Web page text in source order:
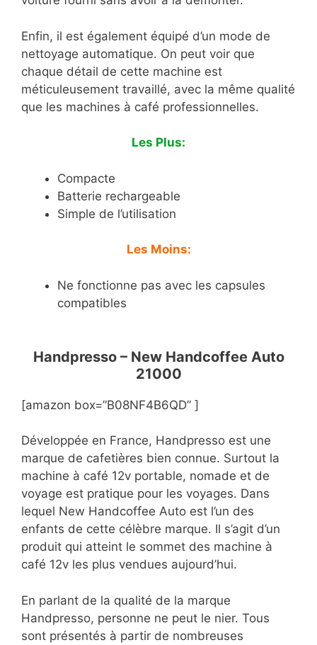
Enfin, il est également équipé d’un mode de
nettoyage automatique. On peut voir que
chaque détail de cette machine est
méticuleusement travaillé, avec la même qualité
que les machines à café professionnelles.
Les Plus:
Compacte
Batterie rechargeable
Simple de l’utilisation
Les Moins:
Ne fonctionne pas avec les capsules
compatibles
Handpresso – New Handcoffee Auto
21000
[amazon box=”B08NF4B6QD” ]
Développée en France, Handpresso est une
marque de cafetières bien connue. Surtout la
machine à café 12v portable, nomade et de
voyage est pratique pour les voyages. Dans
lequel New Handcoffee Auto est l’un des
enfants de cette célèbre marque. Il s’agit d’un
produit qui atteint le sommet des machine à
café 12v les plus vendues aujourd’hui.
En parlant de la qualité de la marque
Handpresso, personne ne peut le nier. Tous
sont présentés à partir de nombreuses